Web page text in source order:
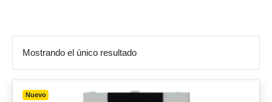
Mostrando el único resultado
Nuevo